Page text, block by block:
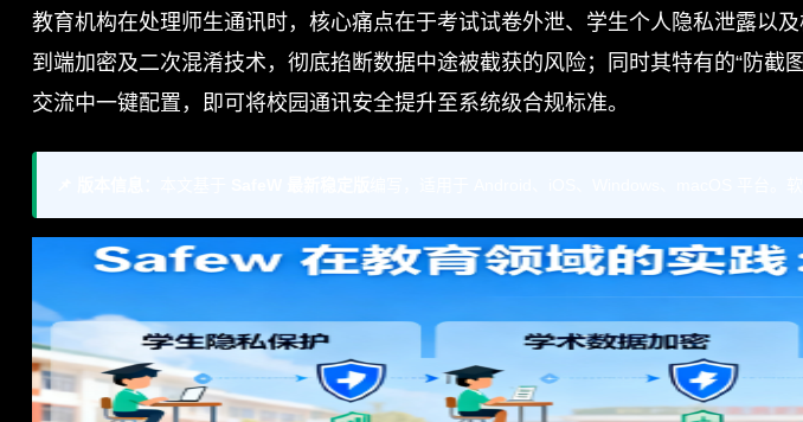
教育机构在处理师生通讯时，核心痛点在于考试试卷外泄、学生个人隐私泄露以
到端加密及二次混淆技术，彻底掐断数据中途被截获的风险；同时其特有的“防
交流中一键配置，即可将校园通讯安全提升至系统级合规标准。